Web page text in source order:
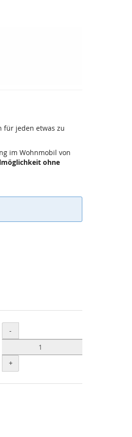
für jeden etwas zu
im Wohnmobil von
ohne
Menge
-
+